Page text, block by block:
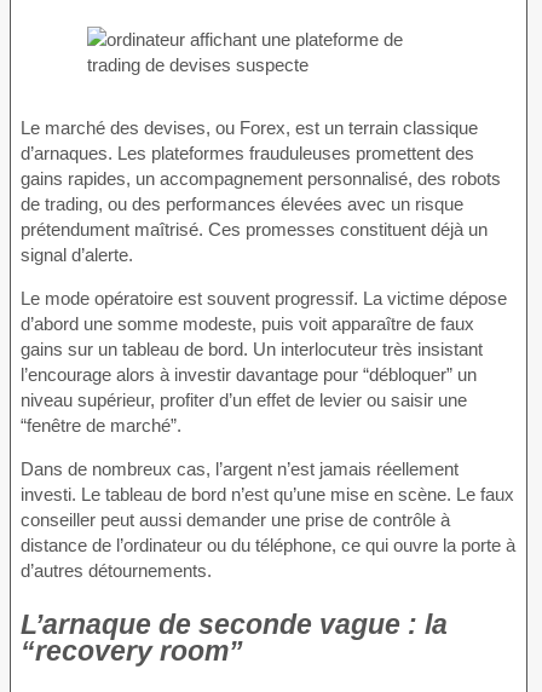
Le marché des devises, ou Forex, est un terrain classique
d’arnaques. Les plateformes frauduleuses promettent des
gains rapides, un accompagnement personnalisé, des robots
de trading, ou des performances élevées avec un risque
prétendument maîtrisé. Ces promesses constituent déjà un
signal d’alerte.
Le mode opératoire est souvent progressif. La victime dépose
d’abord une somme modeste, puis voit apparaître de faux
gains sur un tableau de bord. Un interlocuteur très insistant
l’encourage alors à investir davantage pour “débloquer” un
niveau supérieur, profiter d’un effet de levier ou saisir une
“fenêtre de marché”.
Dans de nombreux cas, l’argent n’est jamais réellement
investi. Le tableau de bord n’est qu’une mise en scène. Le faux
conseiller peut aussi demander une prise de contrôle à
distance de l’ordinateur ou du téléphone, ce qui ouvre la porte à
d’autres détournements.
L’arnaque de seconde vague : la
“recovery room”